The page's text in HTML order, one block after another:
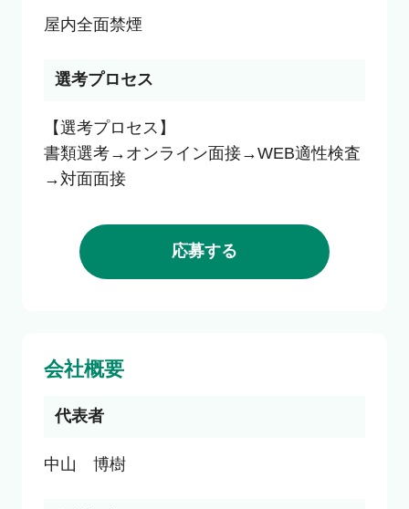
選考プロセス
【選考プロセス】
書類選考→オンライン面接→WEB適性検査
→対面面接
応募する
会社概要
代表者
中山　博樹